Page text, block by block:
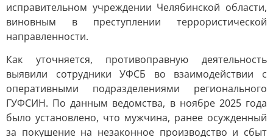
исправительном учреждении Челябинской области,
виновным в преступлении террористической
направленности.
Как уточняется, противоправную деятельность
выявили сотрудники УФСБ во взаимодействии с
оперативными подразделениями регионального
ГУФСИН. По данным ведомства, в ноябре 2025 года
было установлено, что мужчина, ранее осужденный
за покушение на незаконное производство и сбыт